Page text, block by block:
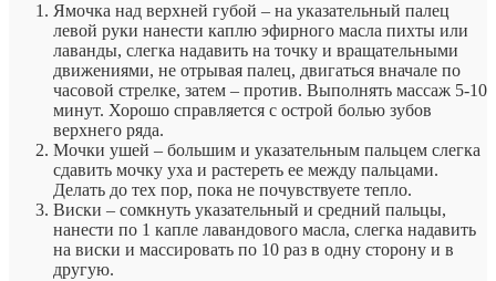
Ямочка над верхней губой – на указательный палец
левой руки нанести каплю эфирного масла пихты или
лаванды, слегка надавить на точку и вращательными
движениями, не отрывая палец, двигаться вначале по
часовой стрелке, затем – против. Выполнять массаж 5-10
минут. Хорошо справляется с острой болью зубов
верхнего ряда.
Мочки ушей – большим и указательным пальцем слегка
сдавить мочку уха и растереть ее между пальцами.
Делать до тех пор, пока не почувствуете тепло.
Виски – сомкнуть указательный и средний пальцы,
нанести по 1 капле лавандового масла, слегка надавить
на виски и массировать по 10 раз в одну сторону и в
другую.